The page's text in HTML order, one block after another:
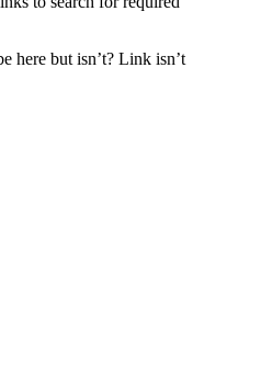
here but isn’t? Link isn’t